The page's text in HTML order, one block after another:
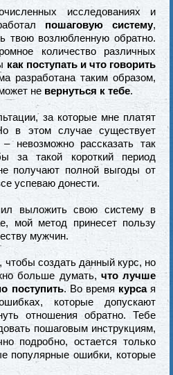
исследованиях и
пошаговую систему,
твою возлюбленную обратно.
количество различных
как поступать и что говорить
разработана таким образом,
не вернуться к тебе.
за которые мне платят
в этом случае существует
– невозможно рассказать так
за такой короткий период
получают полной выгоды от
успеваю донести.
выложить свою систему в
мой метод принесет пользу
мужчин.
чтобы создать данный курс, но
больше думать, что лучше
поступить. Во время курсая
которые допускают
отношения обратно. Тебе
пошаговым инструкциям,
подробно, остается только
популярные ошибки, которые